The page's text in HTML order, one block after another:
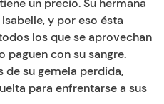
un precio. Su hermana
y por eso ésta
los que se aprovechan
paguen con su sangre.
de su gemela perdida,
para enfrentarse a sus